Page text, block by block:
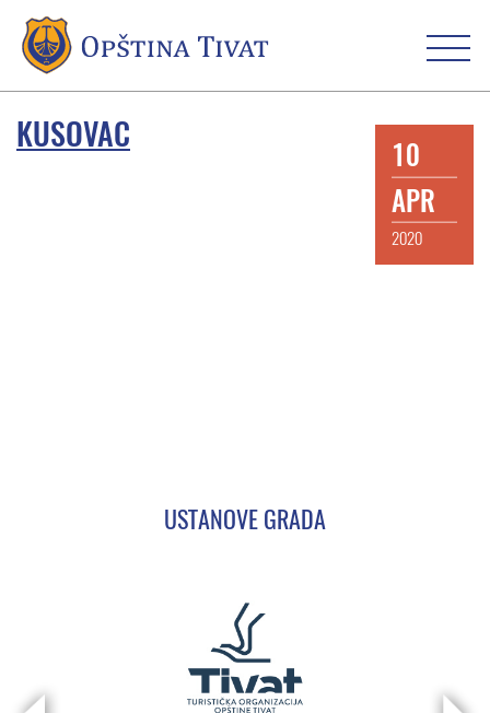
KUSOVAC
10
APR
2020
USTANOVE GRADA